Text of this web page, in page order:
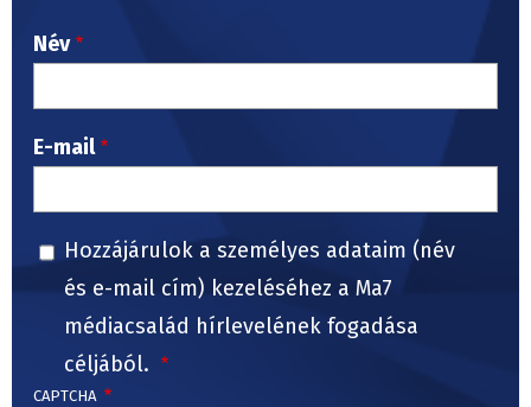
Név
E-mail
Hozzájárulok a személyes adataim (név
és e-mail cím) kezeléséhez a Ma7
médiacsalád hírlevelének fogadása
céljából.
CAPTCHA